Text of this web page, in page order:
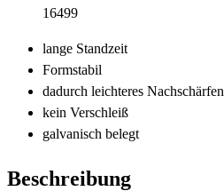
16499
lange Standzeit
Formstabil
dadurch leichteres Nachschärfen
kein Verschleiß
galvanisch belegt
Beschreibung